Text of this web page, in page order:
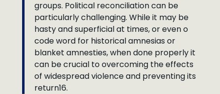
groups. Political reconciliation can be
particularly challenging. While it may be
hasty and superficial at times, or even o
code word for historical amnesias or
blanket amnesties, when done properly it
can be crucial to overcoming the effects
of widespread violence and preventing its
return16.